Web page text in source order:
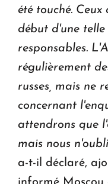
été touché.
début d'une
responsables.
régulièrement
russes, mais ne
concernant
attendrons que
mais nous
a-t-il déclaré,